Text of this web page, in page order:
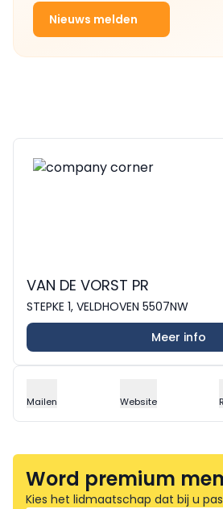
Nieuws melden
VAN DE VORST PR
STEPKE 1, VELDHOVEN 5507NW
Meer info
Mailen Website
Word premium
Kies het lidmaatschap dat bij u